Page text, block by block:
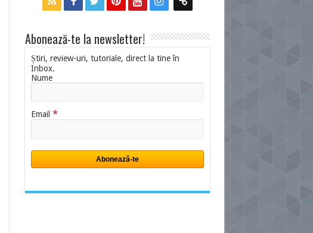
Abonează-te la newsletter!
Știri, review-uri, tutoriale, direct la tine în
Inbox.
Nume
Email *